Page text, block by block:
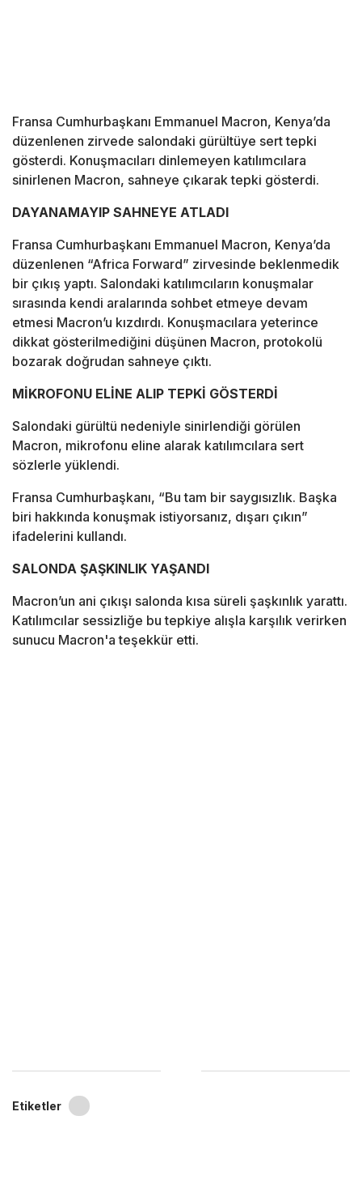
Fransa Cumhurbaşkanı Emmanuel Macron, Kenya’da
düzenlenen zirvede salondaki gürültüye sert tepki
gösterdi. Konuşmacıları dinlemeyen katılımcılara
sinirlenen Macron, sahneye çıkarak tepki gösterdi.
DAYANAMAYIP SAHNEYE ATLADI
Fransa Cumhurbaşkanı Emmanuel Macron, Kenya’da
düzenlenen “Africa Forward” zirvesinde beklenmedik
bir çıkış yaptı. Salondaki katılımcıların konuşmalar
sırasında kendi aralarında sohbet etmeye devam
etmesi Macron’u kızdırdı. Konuşmacılara yeterince
dikkat gösterilmediğini düşünen Macron, protokolü
bozarak doğrudan sahneye çıktı.
MİKROFONU ELİNE ALIP TEPKİ GÖSTERDİ
Salondaki gürültü nedeniyle sinirlendiği görülen
Macron, mikrofonu eline alarak katılımcılara sert
sözlerle yüklendi.
Fransa Cumhurbaşkanı, “Bu tam bir saygısızlık. Başka
biri hakkında konuşmak istiyorsanız, dışarı çıkın”
ifadelerini kullandı.
SALONDA ŞAŞKINLIK YAŞANDI
Macron’un ani çıkışı salonda kısa süreli şaşkınlık yarattı.
Katılımcılar sessizliğe bu tepkiye alışla karşılık verirken
sunucu Macron'a teşekkür etti.
Etiketler